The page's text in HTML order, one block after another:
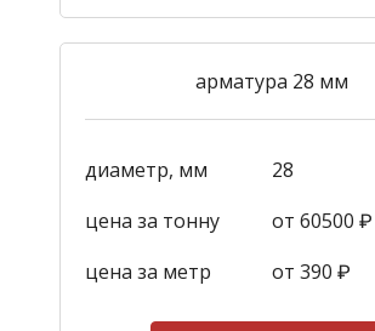
арматура 28 мм
диаметр, мм
28
цена за тонну
от 60500 ₽
цена за метр
от 390 ₽